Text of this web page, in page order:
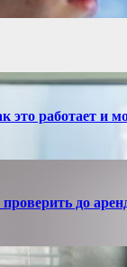
работает и
до